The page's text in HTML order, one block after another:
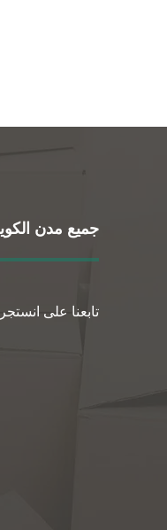
جميع مدن
تابعنا على